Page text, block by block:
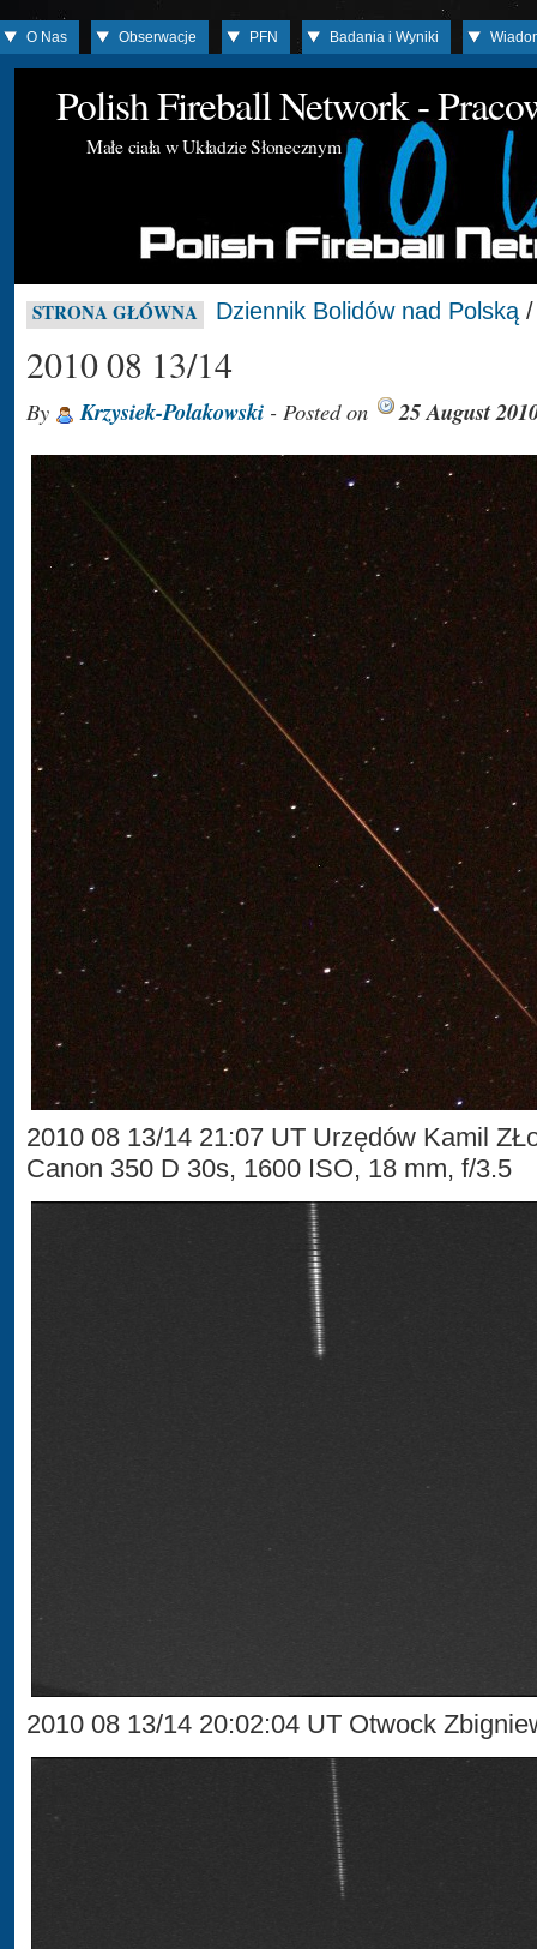
O Nas Obserwacje PFN Badania i Wyniki
Polish Fireball Network -
Małe ciała w Układzie Słonecznym
STRONA GŁÓWNA Dziennik Bolidów nad Polską
2010 08 13/14
By Krzysiek-Polakowski - Posted on 25 August
2010 08 13/14 21:07 UT Urzędów Kamil
Canon 350 D 30s, 1600 ISO, 18 mm, f/3.5
2010 08 13/14 20:02:04 UT Otwock